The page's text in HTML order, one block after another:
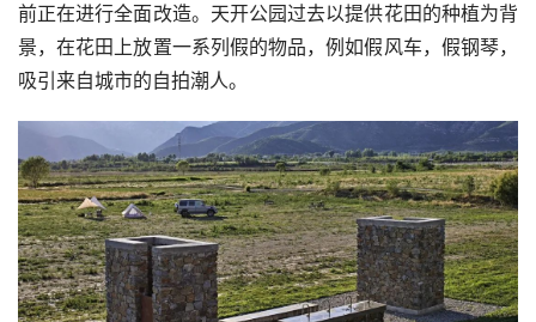
前正在进行全面改造。天开公园过去以提供花田的种植为背
景，在花田上放置一系列假的物品，例如假风车，假钢琴，
吸引来自城市的自拍潮人。